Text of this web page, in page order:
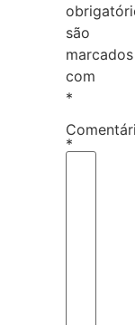
são
marcados
com
*
*